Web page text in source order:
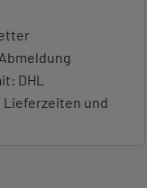
DHL
Lieferzeiten und